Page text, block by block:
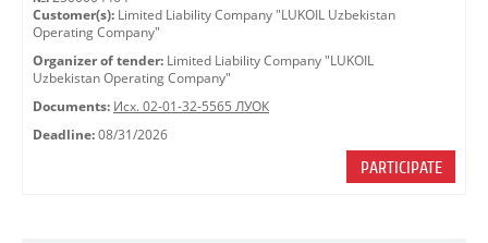
Customer(s): Limited Liability Company "LUKOIL Uzbekistan
Operating Company"
Organizer of tender: Limited Liability Company "LUKOIL
Uzbekistan Operating Company"
Documents: Исх. 02-01-32-5565 ЛУОК
Deadline: 08/31/2026
PARTICIPATE